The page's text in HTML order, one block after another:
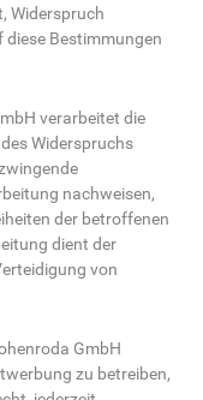
Widerspruch
diese Bestimmungen
verarbeitet die
Widerspruchs
nachweisen,
der betroffenen
dient der
von
GmbH
zu betreiben,